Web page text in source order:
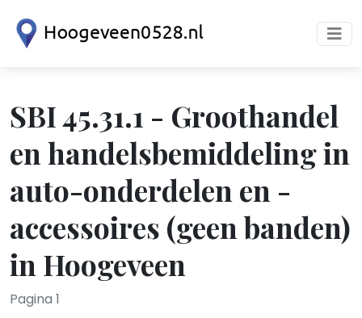
SBI 45.31.1 - Groothandel
en handelsbemiddeling in
auto-onderdelen en -
accessoires (geen banden)
in Hoogeveen
Pagina 1